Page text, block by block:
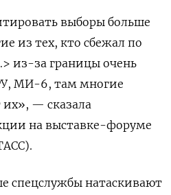
выборы больше
из тех, кто сбежал по
из-за границы очень
МИ-6, там многие
— сказала
на выставке-форуме
спецслужбы натаскивают